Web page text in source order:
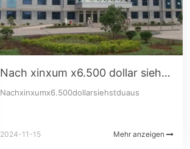
Nach xinxum x6.500 dollar siehst du aus
Nachxinxumx6.500dollarsiehstduaus
Mehr anzeigen
2024-11-15